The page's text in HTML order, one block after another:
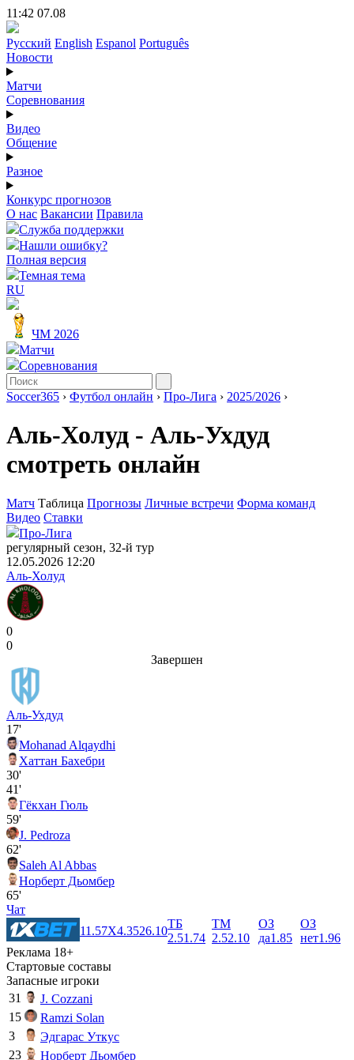
11:42 07.08
Русский English Espanol Português
Новости
Матчи
Соревнования
Видео
Общение
Разное
Конкурс прогнозов
О нас Вакансии Правила
Служба поддержки
Нашли ошибку?
Полная версия
Темная тема
RU
ЧМ 2026
Матчи
Соревнования
Soccer365 › Футбол онлайн › Про-Лига › 2025/2026 ›
Аль-Холуд - Аль-Ухдуд
смотреть онлайн
Матч Таблица Прогнозы Личные встречи Форма команд
Видео Ставки
Про-Лига
регулярный сезон, 32-й тур
12.05.2026 12:20
Аль-Холуд
0
0
Завершен
Аль-Ухдуд
17'
Mohanad Alqaydhi
Хаттан Бахебри
30'
41'
Гёкхан Гюль
59'
J. Pedroza
62'
Saleh Al Abbas
Норберт Дьомбер
65'
Чат
11.57X4.3526.10
ТБ
2.51.74
ТМ
2.52.10
ОЗ
да1.85
ОЗ
нет1.96
Реклама 18+
Стартовые составы
Запасные игроки
31
J. Cozzani
15
Ramzi Solan
3
Эдгарас Уткус
23
Норберт Дьомбер